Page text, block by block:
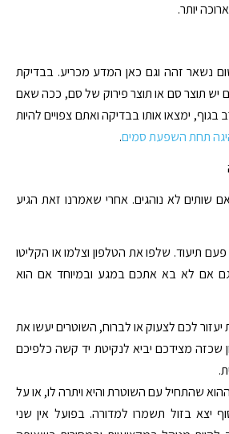
יותר.
נשאר זהה וגם כאן המדע מכריע. בבדיקת
יש תוצר סם או תוצר פירוק של סם, ככה שאם
ימצאו אותו בבדיקה ואתם צפויים להיות
תחת השפעת סמים.
שותים לא נוהגים. אחרי שאמרנו זאת הגיע
פעם תיעוד. שלפו את הטלפון וצלמו או הקליטו
אם לא בא אתכם במגע ובמיוחד אם הוא
לכם לצעוק או לברוח, השוטרים יעשו את
שכזה מצידכם יביא לנקיטת יד קשה כלפיכם
שהתחיל עם השוטרת והיא ויתרה לו, או על
יצא בזול תשמרו למדורה. בפועל אין שני